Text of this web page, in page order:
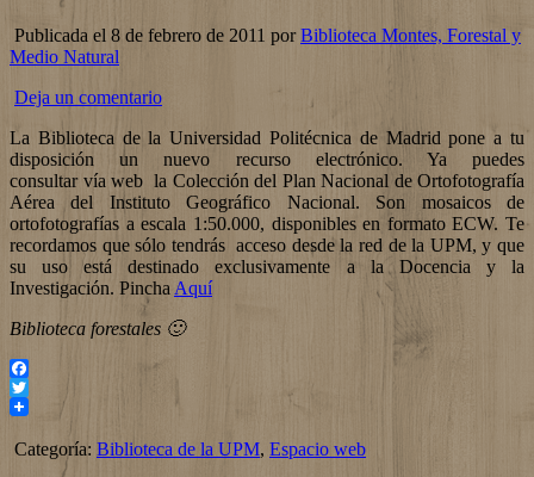
Publicada el 8 de febrero de 2011 porBiblioteca Montes, Forestal y
Medio Natural
Deja un comentario
La Biblioteca de la Universidad Politécnica de Madrid pone a tu
disposición un nuevo recurso electrónico. Ya puedes
consultar vía web la Colección del Plan Nacional de Ortofotografía
Aérea del Instituto Geográfico Nacional. Son mosaicos de
ortofotografías a escala 1:50.000, disponibles en formato ECW. Te
recordamos que sólo tendrás acceso desde la red de la UPM, y que
su uso está destinado exclusivamente a la Docencia y la
Investigación. Pincha Aquí
Biblioteca forestales 🙂
Facebook
Twitter
Categoría: Biblioteca de la UPM, Espacio web